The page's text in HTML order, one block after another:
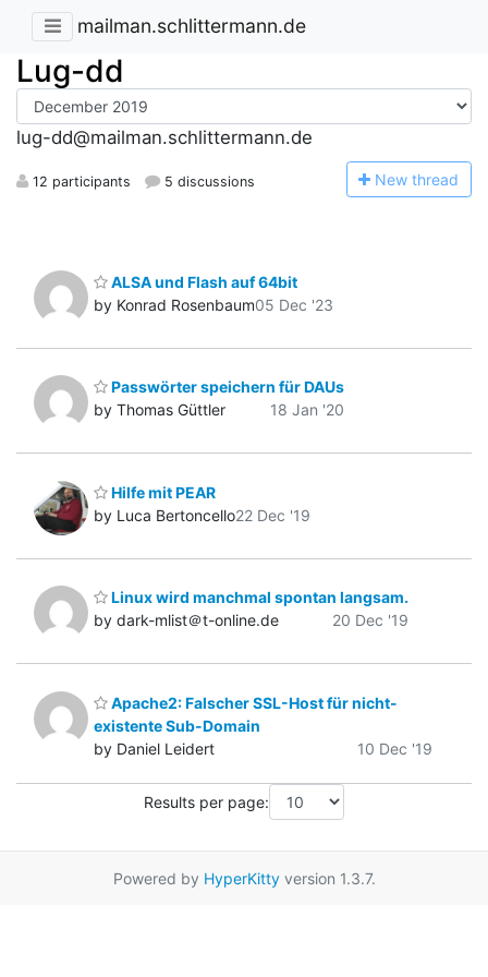
mailman.schlittermann.de
Lug-dd
lug-dd@mailman.schlittermann.de
12 participants 5 discussions New thread
ALSA und Flash auf 64bit
by Konrad Rosenbaum05 Dec '23
Passwörter speichern für DAUs
by Thomas Güttler
18 Jan '20
Hilfe mit PEAR
by Luca Bertoncello22 Dec '19
Linux wird manchmal spontan langsam.
by dark-mlist＠t-online.de
20 Dec '19
Apache2: Falscher SSL-Host für nicht-
existente Sub-Domain
by Daniel Leidert
10 Dec '19
Results per page:
Powered by HyperKittyversion 1.3.7.